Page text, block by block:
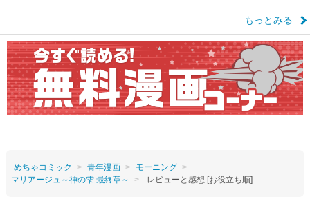
もっとみる
めちゃコミック 青年漫画
モーニング
マリアージュ～神の雫 最終章～
レビューと感想 [お役立ち順]